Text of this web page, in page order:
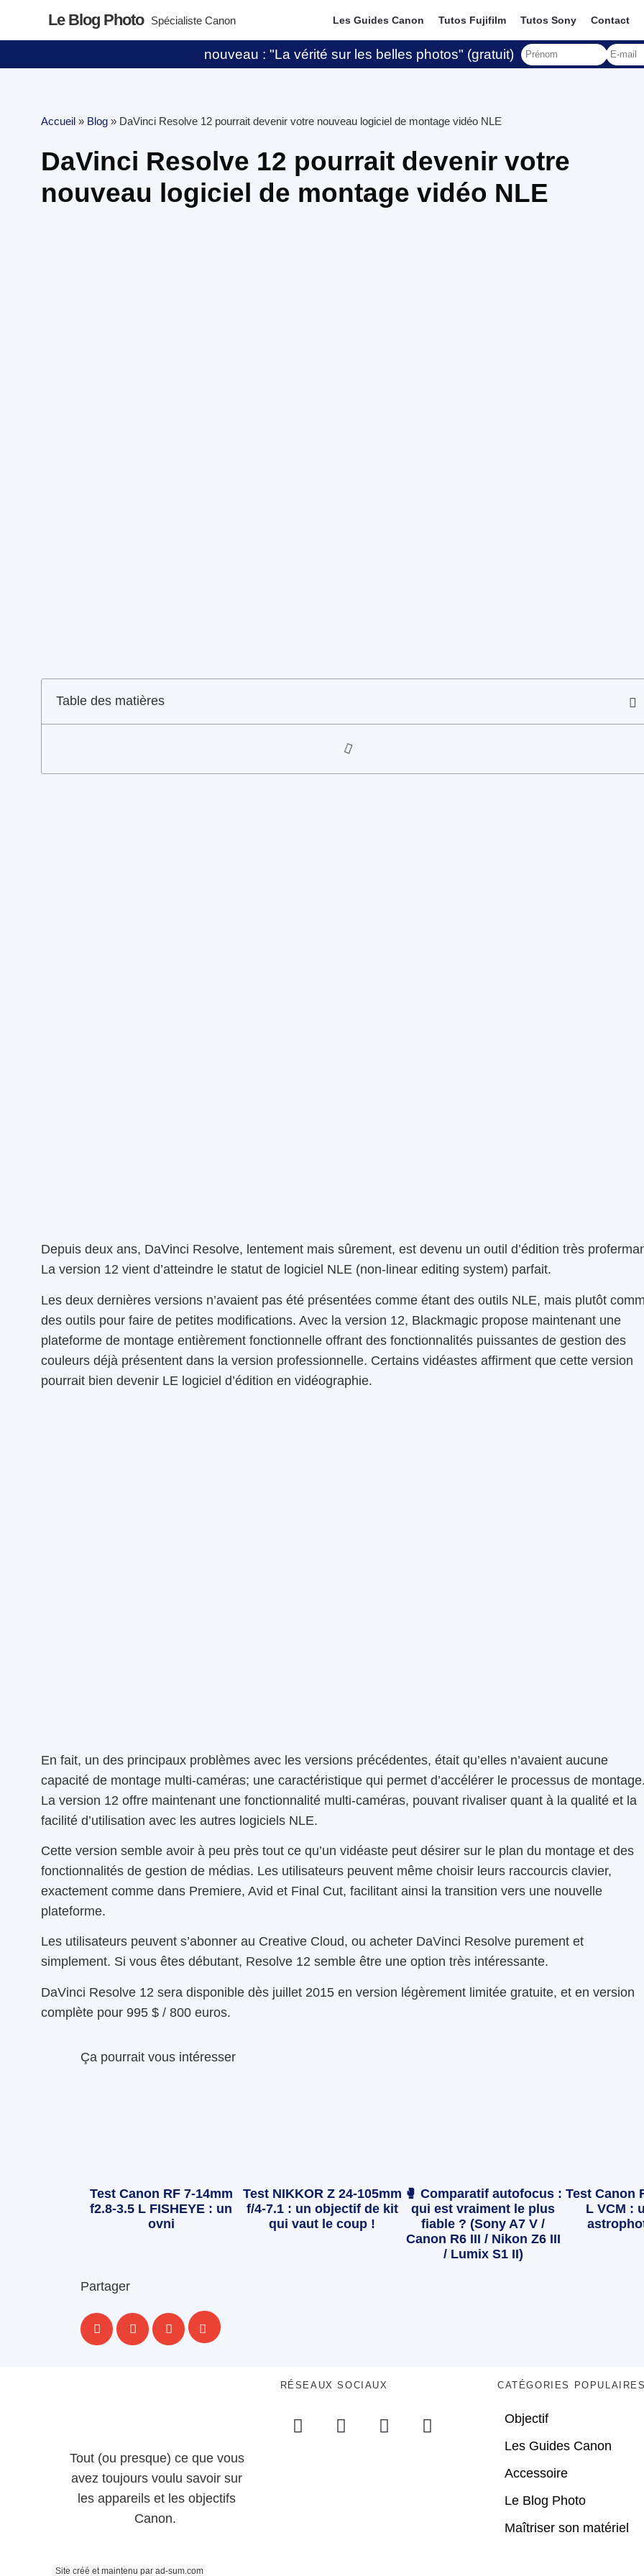
Le Blog Photo Spécialiste Canon Les Guides Canon Tutos Fujifilm Tutos Sony Contact
nouveau : "La vérité sur les belles photos" (gratuit)
Accueil » Blog » DaVinci Resolve 12 pourrait devenir votre nouveau logiciel de montage vidéo NLE
DaVinci Resolve 12 pourrait devenir votre
nouveau logiciel de montage vidéo NLE
Table des matières
Depuis deux ans, DaVinci Resolve, lentement mais sûrement, est devenu un outil d’édition très
La version 12 vient d’atteindre le statut de logiciel NLE (non-linear editing system) parfait.
Les deux dernières versions n’avaient pas été présentées comme étant des outils NLE, mais plutôt
des outils pour faire de petites modifications. Avec la version 12, Blackmagic propose maintenant une
plateforme de montage entièrement fonctionnelle offrant des fonctionnalités puissantes de gestion des
couleurs déjà présentent dans la version professionnelle. Certains vidéastes affirment que cette version
pourrait bien devenir LE logiciel d’édition en vidéographie.
En fait, un des principaux problèmes avec les versions précédentes, était qu’elles n’avaient aucune
capacité de montage multi-caméras; une caractéristique qui permet d’accélérer le processus de
La version 12 offre maintenant une fonctionnalité multi-caméras, pouvant rivaliser quant à la qualité et la
facilité d’utilisation avec les autres logiciels NLE.
Cette version semble avoir à peu près tout ce qu’un vidéaste peut désirer sur le plan du montage et des
fonctionnalités de gestion de médias. Les utilisateurs peuvent même choisir leurs raccourcis clavier,
exactement comme dans Premiere, Avid et Final Cut, facilitant ainsi la transition vers une nouvelle
plateforme.
Les utilisateurs peuvent s’abonner au Creative Cloud, ou acheter DaVinci Resolve purement et
simplement. Si vous êtes débutant, Resolve 12 semble être une option très intéressante.
DaVinci Resolve 12 sera disponible dès juillet 2015 en version légèrement limitée gratuite, et en version
complète pour 995 $ / 800 euros.
Ça pourrait vous intéresser
Test Canon RF 7-14mm
f2.8-3.5 L FISHEYE : un
ovni
Test NIKKOR Z 24-105mm
f/4-7.1 : un objectif de kit
qui vaut le coup !
🥊 Comparatif autofocus :
qui est vraiment le plus
fiable ? (Sony A7 V /
Canon R6 III / Nikon Z6 III
/ Lumix S1 II)
Test Canon
L VCM :
Partager
Tout (ou presque) ce que vous
avez toujours voulu savoir sur
les appareils et les objectifs
Canon.
RÉSEAUX SOCIAUX CATÉGORIES
Objectif
Les Guides Canon
Accessoire
Le Blog Photo
Maîtriser son matériel
Site créé et maintenu par ad-sum.com